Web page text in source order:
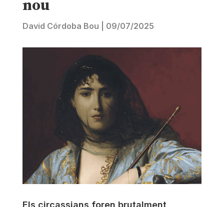
nou
David Córdoba Bou 09/07/2025
Els circassians foren brutalment